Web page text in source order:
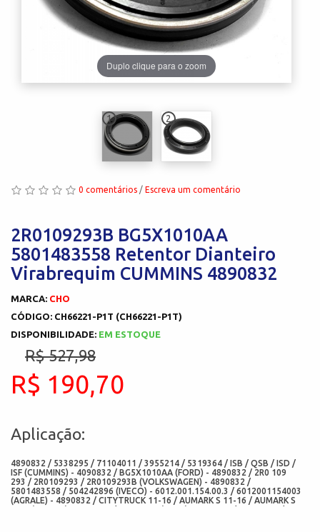
1 2
Duplo clique para o zoom
0 comentários / Escreva um comentário
2R0109293B BG5X1010AA
5801483558 Retentor Dianteiro
Virabrequim CUMMINS 4890832
MARCA: CHO
CÓDIGO: CH66221-P1T (CH66221-P1T)
DISPONIBILIDADE: EM ESTOQUE
R$ 527,98
R$ 190,70
Aplicação:
4890832 / 5338295 / 71104011 / 3955214 / 5319364 / ISB / QSB / ISD /
ISF (CUMMINS) - 4090832 / BG5X1010AA (FORD) - 4890832 / 2R0 109
293 / 2R0109293 / 2R0109293B (VOLKSWAGEN) - 4890832 /
5801483558 / 504242896 (IVECO) - 6012.001.154.00.3 / 6012001154003
(AGRALE) - 4890832 / CITYTRUCK 11-16 / AUMARK S 11-16 / AUMARK S
9-16 (FOTON) - 4890832 / 84575644 (CASE) - 4890832 / 84575644 /